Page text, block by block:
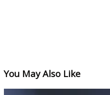
You May Also Like